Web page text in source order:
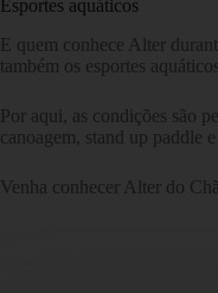
Esportes aquáticos
E quem conhece Alter
também os esportes aquáticos.
Por aqui, as condições são
canoagem, stand up paddle e
Venha conhecer Alter do